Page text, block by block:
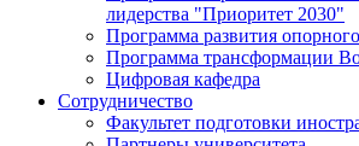
лидерства "Приоритет 2030"
Программа развития
Программа трансформации
Цифровая кафедра
Сотрудничество
Факультет подготовки